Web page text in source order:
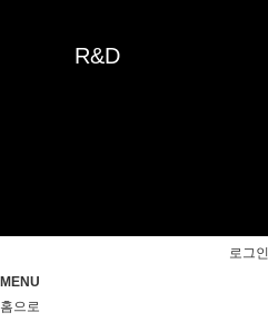
R&D
로그인
MENU
홈으로